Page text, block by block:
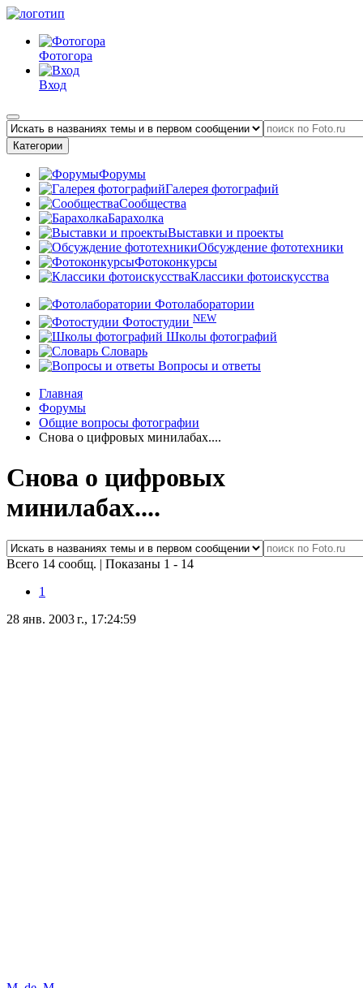
Фотогора
Вход
Категории
Форумы
Галерея фотографий
Сообщества
Барахолка
Выставки и проекты
Обсуждение фототехники
Фотоконкурсы
Классики фотоискусства
Фотолаборатории
Фотостудии NEW
Школы фотографий
Словарь
Вопросы и ответы
Главная
Форумы
Общие вопросы фотографии
Снова о цифровых минилабах....
Снова о цифровых
минилабах....
Всего 14 сообщ. | Показаны 1 - 14
1
28 янв. 2003 г., 17:24:59